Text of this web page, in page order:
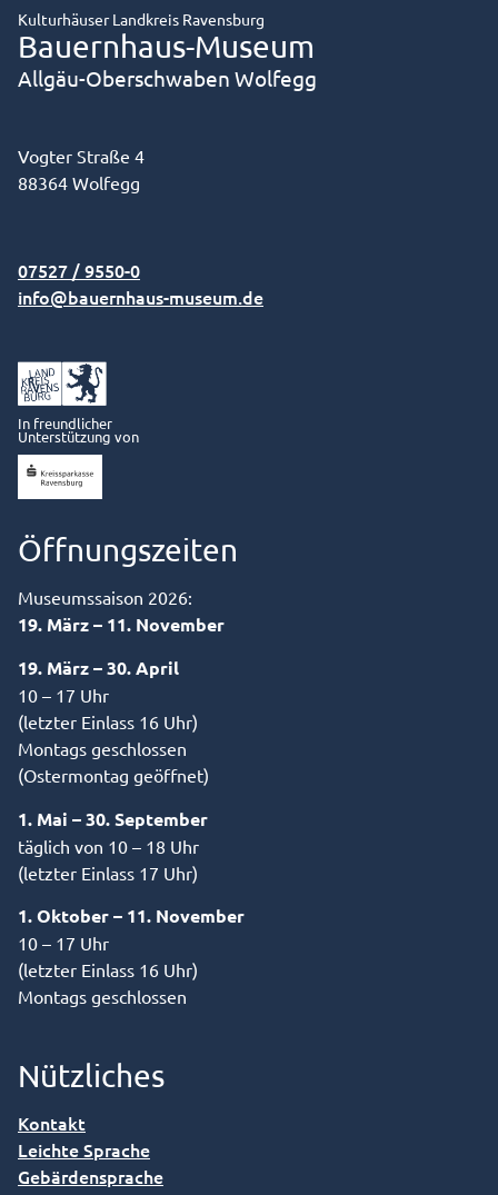
Kulturhäuser Landkreis Ravensburg
Bauernhaus-Museum
Allgäu-Oberschwaben Wolfegg
Vogter Straße 4
88364 Wolfegg
07527 / 9550-0
info@bauernhaus-museum.de
In freundlicher
Unterstützung von
Öffnungszeiten
Museumssaison 2026:
19. März – 11. November
19. März – 30. April
10 – 17 Uhr
(letzter Einlass 16 Uhr)
Montags geschlossen
(Ostermontag geöffnet)
1. Mai – 30. September
täglich von 10 – 18 Uhr
(letzter Einlass 17 Uhr)
1. Oktober – 11. November
10 – 17 Uhr
(letzter Einlass 16 Uhr)
Montags geschlossen
Nützliches
Kontakt
Leichte Sprache
Gebärdensprache